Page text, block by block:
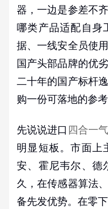
器，一边是参差不
哪类产品适配自身
据、一线安全员使
国产头部品牌的优
二十年的国产标杆
购一份可落地的参考
先说说进口 四合一
明显短板。市面上
安、霍尼韦尔、德
久，在传感器算法
备先发优势。在零下